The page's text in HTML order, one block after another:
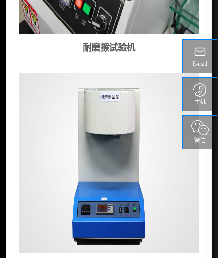
耐磨擦试验机
E-mail
手机
微信